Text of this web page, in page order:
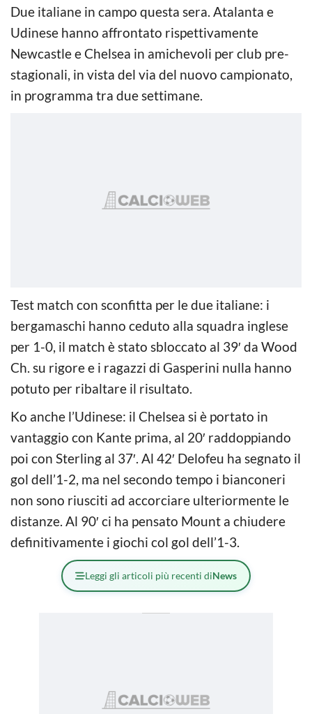
Due italiane in campo questa sera. Atalanta e
Udinese hanno affrontato rispettivamente
Newcastle e Chelsea in amichevoli per club pre-
stagionali, in vista del via del nuovo campionato,
in programma tra due settimane.
Test match con sconfitta per le due italiane: i
bergamaschi hanno ceduto alla squadra inglese
per 1-0, il match è stato sbloccato al 39′ da Wood
Ch. su rigore e i ragazzi di Gasperini nulla hanno
potuto per ribaltare il risultato.
Ko anche l’Udinese: il Chelsea si è portato in
vantaggio con Kante prima, al 20′ raddoppiando
poi con Sterling al 37′. Al 42′ Delofeu ha segnato il
gol dell’1-2, ma nel secondo tempo i bianconeri
non sono riusciti ad accorciare ulteriormente le
distanze. Al 90′ ci ha pensato Mount a chiudere
definitivamente i giochi col gol dell’1-3.
Leggi gli articoli più recenti diNews